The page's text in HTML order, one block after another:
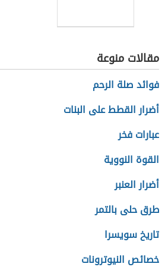
مقالات منوعة
فوائد صلة الرحم
أضرار القطط على البنات
عبارات فخر
القوة النووية
أضرار العنبر
طرق حلى بالتمر
تاريخ سويسرا
خصائص النيوترونات